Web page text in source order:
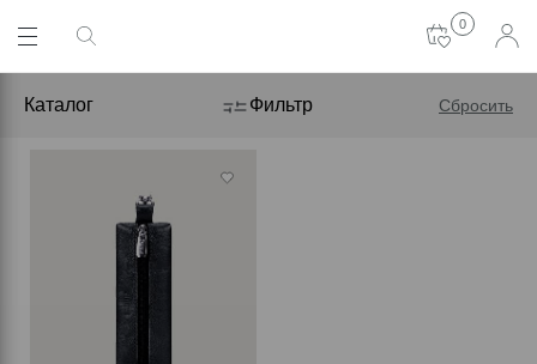
0
Каталог Фильтр Сбросить